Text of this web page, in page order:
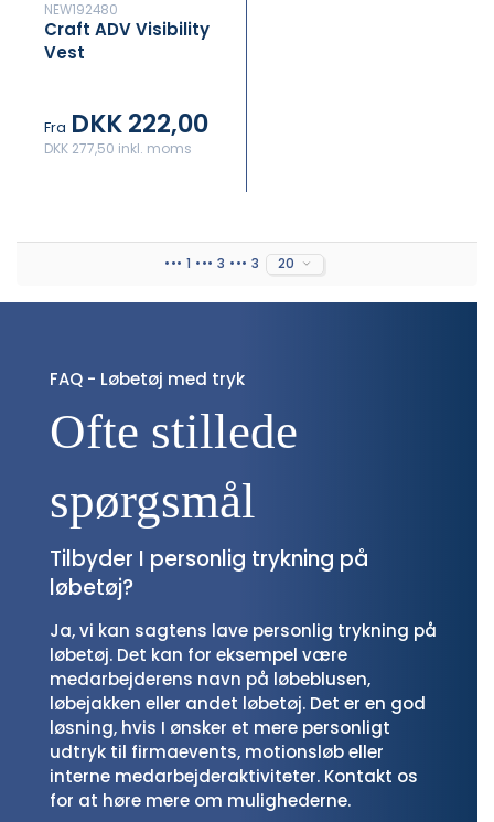
NEW192480
Craft ADV Visibility
Vest
Fra DKK 222,00
DKK 277,50 inkl. moms
••• 1 ••• 3 ••• 3 20
FAQ - Løbetøj med tryk
Ofte stillede
spørgsmål
Tilbyder I personlig trykning på
løbetøj?
Ja, vi kan sagtens lave personlig trykning på
løbetøj. Det kan for eksempel være
medarbejderens navn på løbeblusen,
løbejakken eller andet løbetøj. Det er en god
løsning, hvis I ønsker et mere personligt
udtryk til firmaevents, motionsløb eller
interne medarbejderaktiviteter. Kontakt os
for at høre mere om mulighederne.